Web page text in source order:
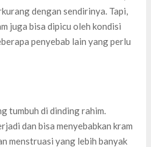
dengan sendirinya. Tapi,
juga bisa dipicu oleh kondisi
penyebab lain yang perlu
tumbuh di dinding rahim.
dan bisa menyebabkan kram
menstruasi yang lebih banyak